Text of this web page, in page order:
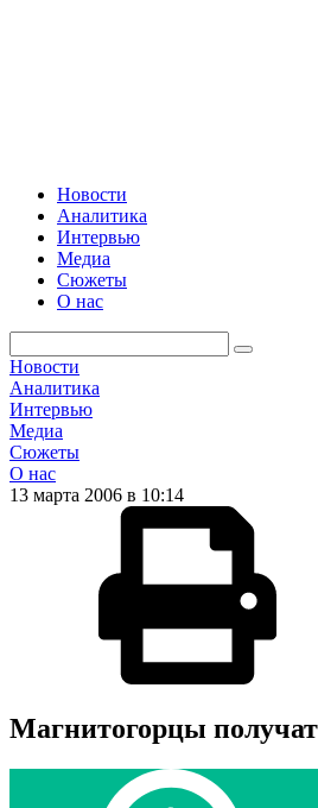
Новости
Аналитика
Интервью
Медиа
Сюжеты
О нас
Новости
Аналитика
Интервью
Медиа
Сюжеты
О нас
13 марта 2006 в 10:14
Магнитогорцы